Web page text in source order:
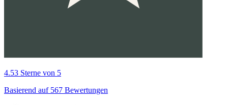
4.53 Sterne von 5
Basierend auf 567 Bewertungen